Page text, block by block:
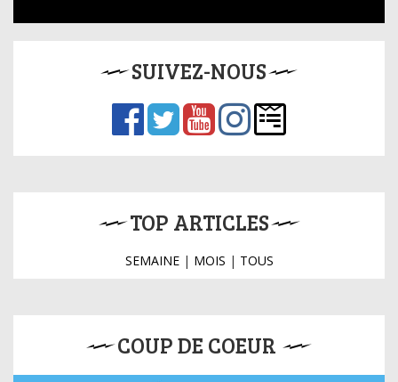
SUIVEZ-NOUS
TOP ARTICLES
SEMAINE| MOIS | TOUS
COUP DE COEUR